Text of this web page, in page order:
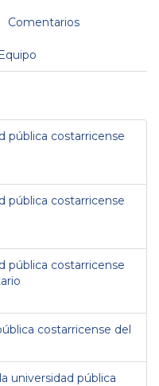
Comentarios
pública costarricense
pública costarricense
pública costarricense
costarricense del
universidad pública